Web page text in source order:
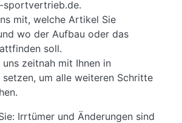
sportvertrieb.de.
mit, welche Artikel Sie
wo der Aufbau oder das
soll.
zeitnah mit Ihnen in
setzen, um alle weiteren Schritte
Irrtümer und Änderungen sind